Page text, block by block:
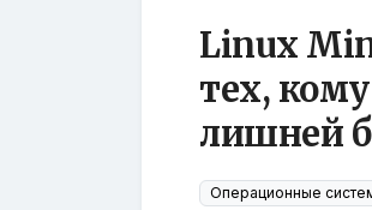
Linux
тех,
лишней
Операционные